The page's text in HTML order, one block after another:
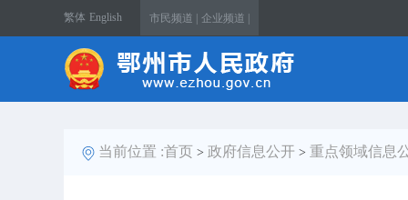
繁体 English 市民频道 | 企业频道 |
当前位置 :首页 > 政府信息公开 > 重点领域信息